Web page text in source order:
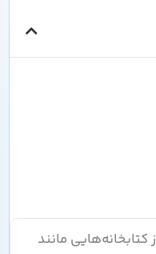
مانند